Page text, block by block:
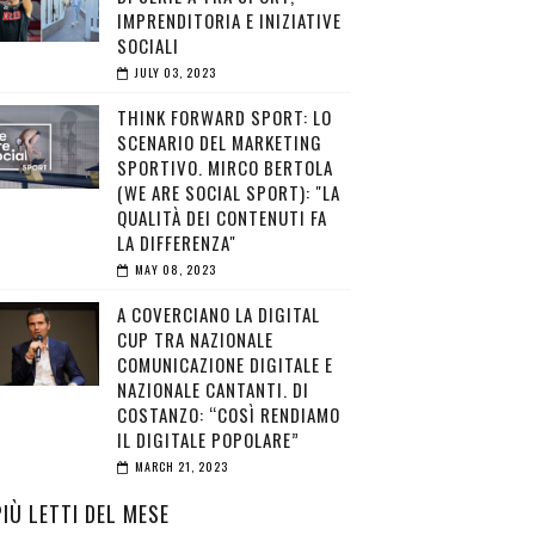
IMPRENDITORIA E INIZIATIVE
SOCIALI
JULY 03, 2023
THINK FORWARD SPORT: LO
SCENARIO DEL MARKETING
SPORTIVO. MIRCO BERTOLA
(WE ARE SOCIAL SPORT): "LA
QUALITÀ DEI CONTENUTI FA
LA DIFFERENZA"
MAY 08, 2023
A COVERCIANO LA DIGITAL
CUP TRA NAZIONALE
COMUNICAZIONE DIGITALE E
NAZIONALE CANTANTI. DI
COSTANZO: “COSÌ RENDIAMO
IL DIGITALE POPOLARE”
MARCH 21, 2023
LETTI DEL MESE